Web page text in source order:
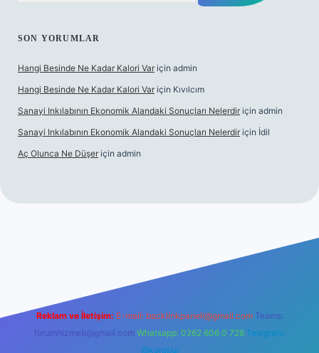
SON YORUMLAR
Hangi Besinde Ne Kadar Kalori Var için admin
Hangi Besinde Ne Kadar Kalori Var için Kıvılcım
Sanayi Inkılabının Ekonomik Alandaki Sonuçları Nelerdir için admin
Sanayi Inkılabının Ekonomik Alandaki Sonuçları Nelerdir için İdil
Aç Olunca Ne Düşer için admin
Reklam ve İletişim: E-mail: backlinkpaneli@gmail.com Teams:
forumhizmeti@gmail.com Whatsapp: 0262 606 0 726 Telegram:
@karabul